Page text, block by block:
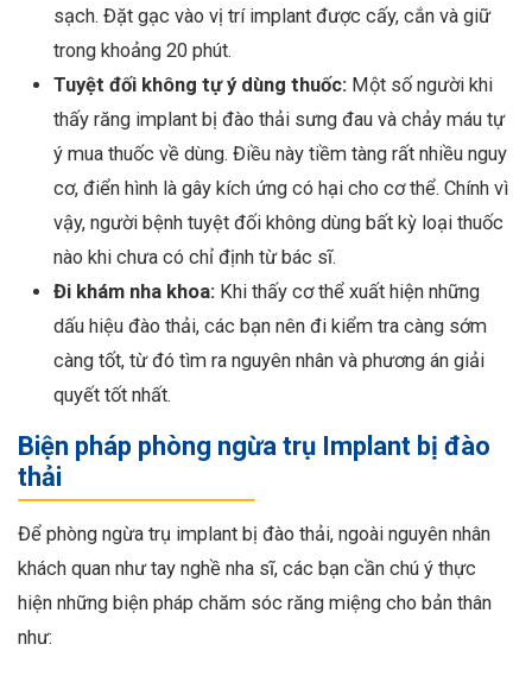
sạch. Đặt gạc vào vị trí implant được cấy, cắn và giữ
trong khoảng 20 phút.
Tuyệt đối không tự ý dùng thuốc: Một số người khi
thấy răng implant bị đào thải sưng đau và chảy máu tự
ý mua thuốc về dùng. Điều này tiềm tàng rất nhiều nguy
cơ, điển hình là gây kích ứng có hại cho cơ thể. Chính vì
vậy, người bệnh tuyệt đối không dùng bất kỳ loại thuốc
nào khi chưa có chỉ định từ bác sĩ.
Đi khám nha khoa: Khi thấy cơ thể xuất hiện những
dấu hiệu đào thải, các bạn nên đi kiểm tra càng sớm
càng tốt, từ đó tìm ra nguyên nhân và phương án giải
quyết tốt nhất.
Biện pháp phòng ngừa trụ Implant bị đào
thải
Để phòng ngừa trụ implant bị đào thải, ngoài nguyên nhân
khách quan như tay nghề nha sĩ, các bạn cần chú ý thực
hiện những biện pháp chăm sóc răng miệng cho bản thân
như: